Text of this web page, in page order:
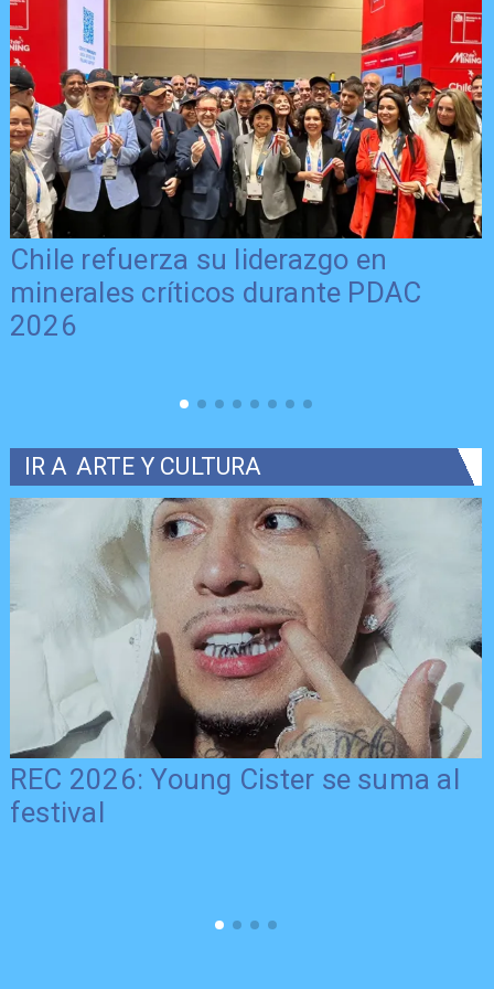
Chile refuerza su liderazgo en
minerales críticos durante PDAC
2026
IR A ARTE Y CULTURA
REC 2026: Young Cister se suma al
festival